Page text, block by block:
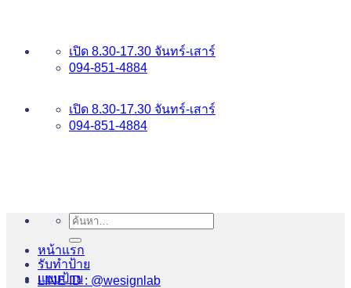
เปิด 8.30-17.30 จันทร์-เสาร์
094-851-4884
เปิด 8.30-17.30 จันทร์-เสาร์
094-851-4884
LINE ID : @wesignlab
ค้นหา:
หน้าแรก
รับทำป้าย
แบบป้าย